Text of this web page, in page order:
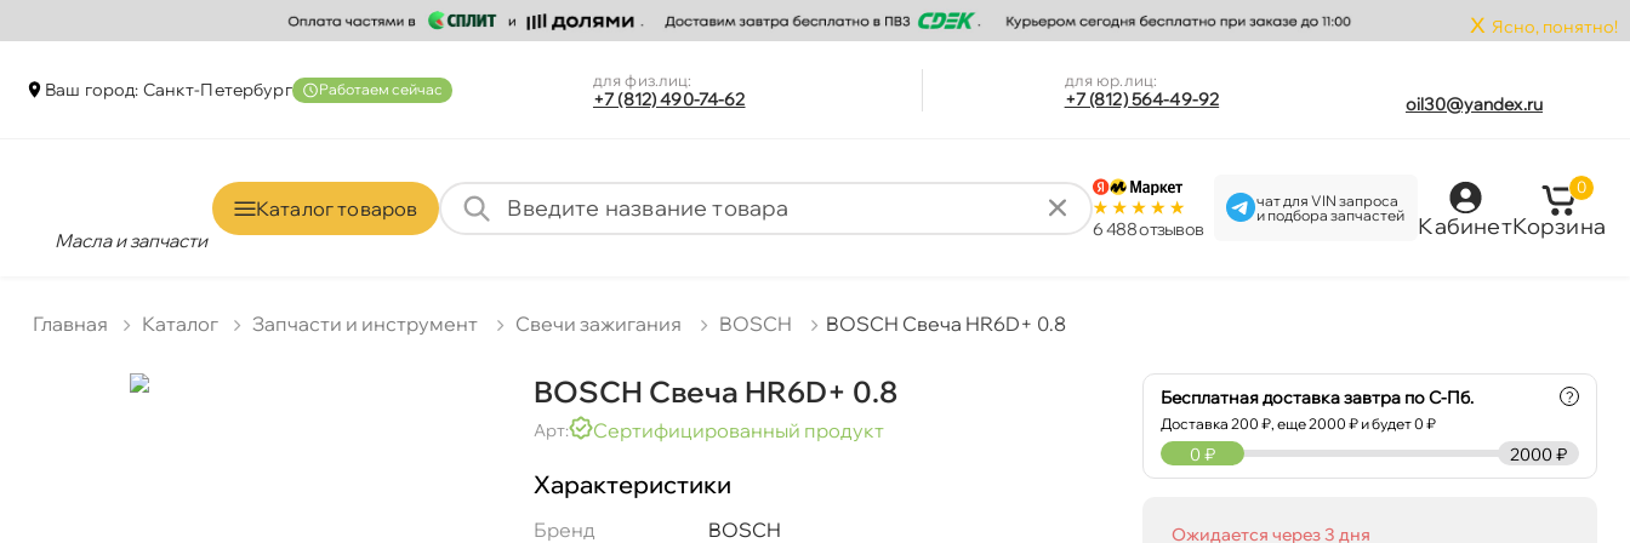
x Ясно, понятно!
аш город: Санкт-Петербур Работаем сейчас для физ.лиц:
+7 (812) 490-74-62
для юр.лиц:
+7 (812) 564-49-92 oil30@yandex.ru
Масла и запчасти
Каталог товаро
6 488 отзыво
чат для VIN запроса
и подбора запчастей
Кабинет
0
Корзина
Главная Катало Запчасти и инструмент Свечи зажигания BOSCH BOSCH Свеча HR6D+ 0.8
BOSCH Свеча HR6D+ 0.8
Арт: Сертифицированный продукт
Характеристики
Бренд
BOSCH
Бесплатная доставка завтра по С-Пб.
Доставка200 ₽, еще2000 ₽ и будет 0 ₽
?
2000 ₽
0 ₽
Ожидается через 3 дня
0 ₽